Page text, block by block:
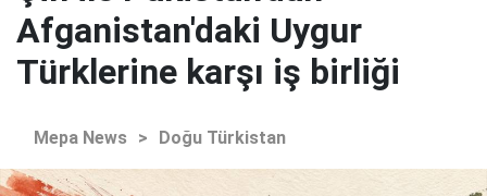
Afganistan'daki Uygur
Türklerine karşı iş birliği
Mepa News > Doğu Türkistan